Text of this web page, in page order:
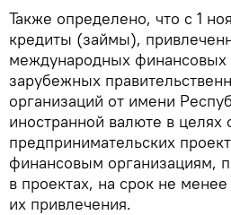
Также определено, что с 1
кредиты (займы),
международных финансовых
зарубежных
организаций от имени
иностранной валюте в целях
предпринимательских
финансовым организациям,
в проектах, на срок не
их привлечения.